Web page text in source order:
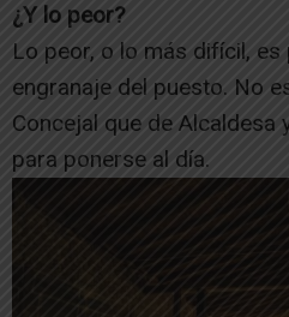
¿Y lo peor?
Lo peor, o lo más difícil, es
engranaje del puesto. No
Concejal que de Alcaldesa
para ponerse al día.